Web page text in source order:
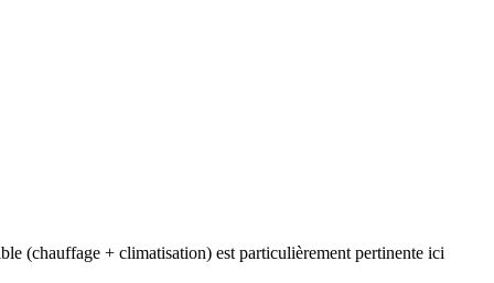
(chauffage + climatisation) est particulièrement pertinente ici